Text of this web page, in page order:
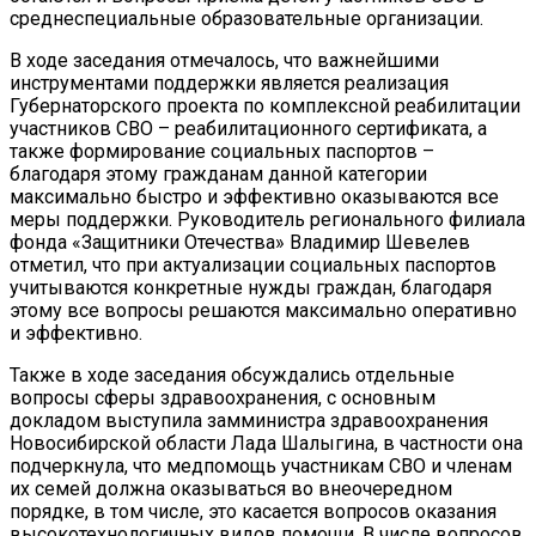
среднеспециальные образовательные организации.
В ходе заседания отмечалось, что важнейшими
инструментами поддержки является реализация
Губернаторского проекта по комплексной реабилитации
участников СВО – реабилитационного сертификата, а
также формирование социальных паспортов –
благодаря этому гражданам данной категории
максимально быстро и эффективно оказываются все
меры поддержки. Руководитель регионального филиала
фонда «Защитники Отечества» Владимир Шевелев
отметил, что при актуализации социальных паспортов
учитываются конкретные нужды граждан, благодаря
этому все вопросы решаются максимально оперативно
и эффективно.
Также в ходе заседания обсуждались отдельные
вопросы сферы здравоохранения, с основным
докладом выступила замминистра здравоохранения
Новосибирской области Лада Шалыгина, в частности она
подчеркнула, что медпомощь участникам СВО и членам
их семей должна оказываться во внеочередном
порядке, в том числе, это касается вопросов оказания